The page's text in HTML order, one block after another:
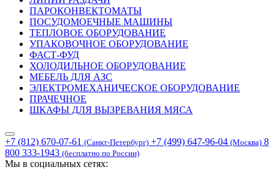
ПАРОКОНВЕКТОМАТЫ
ПОСУДОМОЕЧНЫЕ МАШИНЫ
ТЕПЛОВОЕ ОБОРУДОВАНИЕ
УПАКОВОЧНОЕ ОБОРУДОВАНИЕ
ФАСТ-ФУД
ХОЛОДИЛЬНОЕ ОБОРУДОВАНИЕ
МЕБЕЛЬ ДЛЯ АЗС
ЭЛЕКТРОМЕХАНИЧЕСКОЕ ОБОРУДОВАНИЕ
ПРАЧЕЧНОЕ
ШКАФЫ ДЛЯ ВЫЗРЕВАНИЯ МЯСА
+7 (812) 670-07-61 (Санкт-Петербург) +7 (499) 647-96-04 (Москва) 8
800 333-1943 (бесплатно по России)
Мы в социальных сетях: